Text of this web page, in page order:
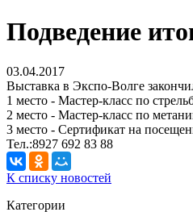
Подведение
03.04.2017
Выставка в Экспо-Волге
1 место - Мастер-класс по
2 место - Мастер-класс по
3 место - Сертификат на
Тел.:8927 692 83 88
К списку новостей
Категории